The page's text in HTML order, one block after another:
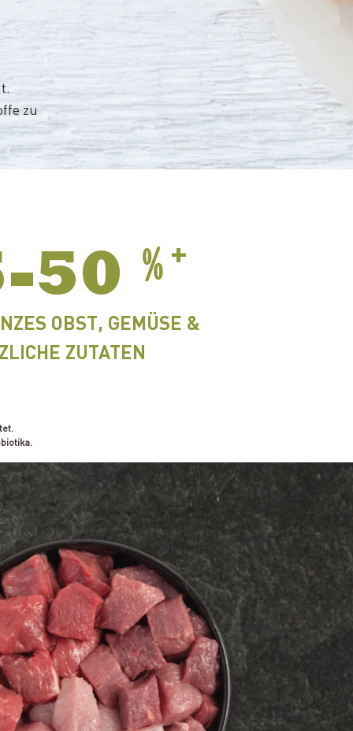
zu
50﹪+
OBST, GEMÜSE &
ZUTATEN